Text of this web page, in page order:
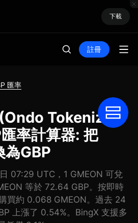
下載
註冊
匯率
Tokenized
率計算器: 把
為GBP
07:29 UTC，1 GMEON 可兌
等於 72.64 GBP。按即時
買約 0.068 GMEON。過去 24
上漲了 0.54%。BingX 支援多